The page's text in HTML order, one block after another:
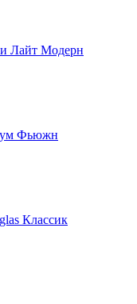
Лайт Модерн
Фьюжн
Классик